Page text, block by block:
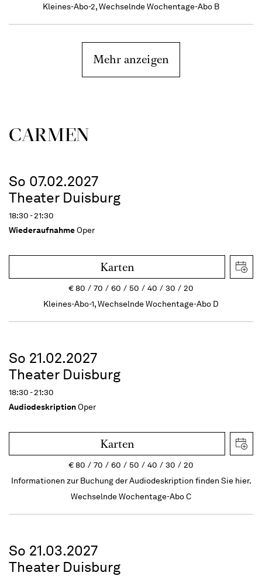
Kleines-Abo-2, Wechselnde Wochentage-Abo B
Mehr anzeigen
CARMEN
So 07.02.2027
Theater Duisburg
18:30 - 21:30
WiederaufnahmeOper
Karten
€80 70 60 50 40 30
20
Kleines-Abo-1, Wechselnde Wochentage-Abo D
So 21.02.2027
Theater Duisburg
18:30 - 21:30
AudiodeskriptionOper
Karten
€80 70 60 50 40 30
20
Informationen zur Buchung der Audiodeskription finden Sie hier.
Wechselnde Wochentage-Abo C
So 21.03.2027
Theater Duisburg